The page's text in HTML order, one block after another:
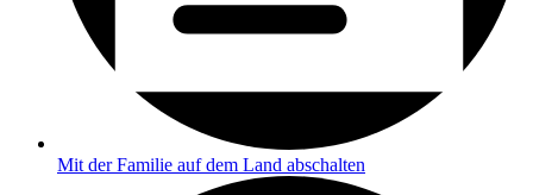
Mit der Familie auf dem Land abschalten